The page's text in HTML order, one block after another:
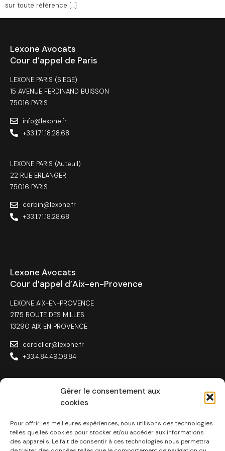
Gérer le consentement aux
cookies
Pour offrir les meilleures expériences, nous utilisons des technologies
telles que les cookies pour stocker et/ou accéder aux informations
des appareils. Le fait de consentir à ces technologies nous permettra
sur toute référence […]
Lexone Avocats
Cour d’appel de Paris
LEXONE PARIS (SIEGE)
15 AVENUE FERDINAND BUISSON
75016 PARIS
info@lexone.fr
+33.1.71.18.28.68
LEXONE PARIS (Auteuil)
22 RUE ERLANGER
75016 PARIS
corbin@lexone.fr
+33.1.71.18.28.68
Lexone Avocats
Cour d’appel d’Aix-en-Provence
LEXONE AIX-EN-PROVENCE
2175 ROUTE DES MILLES
13290 AIX EN PROVENCE
cordelier@lexone.fr
+33.4.84.49.08.84
Toulouse
LEXONE TOULOUSE